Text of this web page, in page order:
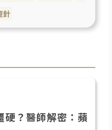
針
硬？醫師解密：蘋